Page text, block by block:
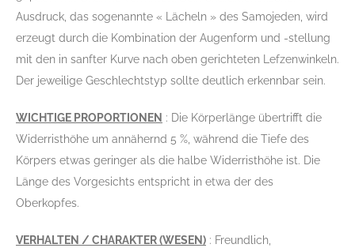
Ausdruck, das sogenannte « Lächeln » des Samojeden, wird
erzeugt durch die Kombination der Augenform und -stellung
mit den in sanfter Kurve nach oben gerichteten Lefzenwinkeln.
Der jeweilige Geschlechtstyp sollte deutlich erkennbar sein.
WICHTIGE PROPORTIONEN : Die Körperlänge übertrifft die
Widerristhöhe um annähernd 5 %, während die Tiefe des
Körpers etwas geringer als die halbe Widerristhöhe ist. Die
Länge des Vorgesichts entspricht in etwa der des
Oberkopfes.
VERHALTEN / CHARAKTER (WESEN) : Freundlich,